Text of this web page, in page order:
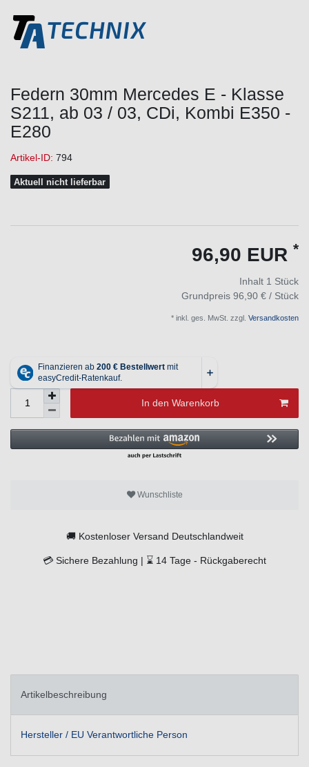
Federn 30mm Mercedes E - Klasse
S211, ab 03 / 03, CDi, Kombi E350 -
E280
Artikel-ID: 794
Aktuell nicht lieferbar
96,90 EUR *
Inhalt 1 Stück
Grundpreis 96,90 € / Stück
* inkl. ges. MwSt. zzgl. Versandkosten
In den Warenkorb
Wunschliste
🚚 Kostenloser Versand Deutschlandweit
💳 Sichere Bezahlung | ⌛ 14 Tage - Rückgaberecht
Artikelbeschreibung
Hersteller / EU Verantwortliche Person